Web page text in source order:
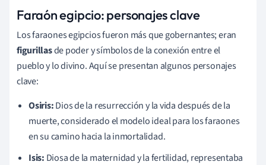
Faraón egipcio: personajes clave
Los faraones egipcios fueron más que gobernantes; eran
figurillasde poder y símbolos de la conexión entre el
pueblo y lo divino. Aquí se presentan algunos personajes
clave:
Osiris:Dios de la resurrección y la vida después de la
muerte, considerado el modelo ideal para los faraones
en su camino hacia la inmortalidad.
Isis: Diosa de la maternidad y la fertilidad, representaba